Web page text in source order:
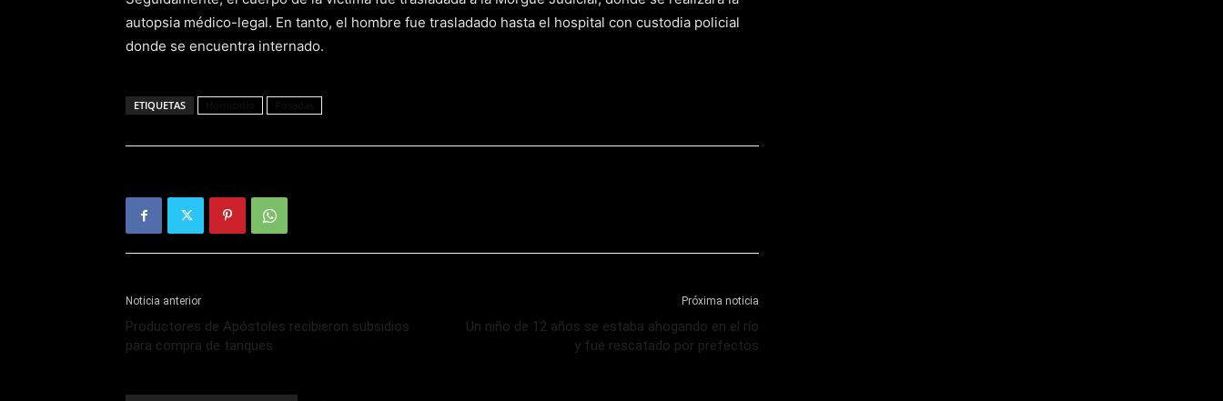
autopsia médico-legal. En tanto, el hombre fue trasladado hasta el hospital con custodia policial
donde se encuentra internado.
ETIQUETAS
Noticia anterior
Productores de Apóstoles recibieron subsidios
para compra de tanques
Próxima noticia
Un niño de 12 años se estaba ahogando en el río
y fue rescatado por prefectos